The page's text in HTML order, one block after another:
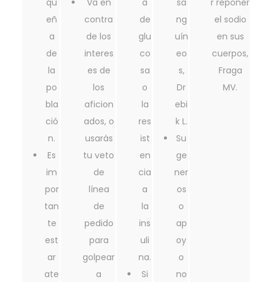
qu
eñ
a
de
la
po
bla
ció
n.
Es
im
por
tan
te
est
ar
ate
Va en
contra
de los
interes
es de
los
aficion
ados, o
usarás
tu veto
de
línea
de
pedido
para
golpear
a
a
de
glu
co
sa
o
la
res
ist
en
cia
a
la
ins
uli
na.
Si
sa
ng
uín
eo
s,
Dr
ebi
k L.
Su
ge
ner
os
o
ap
oy
o
no
r reponer
el sodio
en sus
cuerpos,
Fraga
MV.